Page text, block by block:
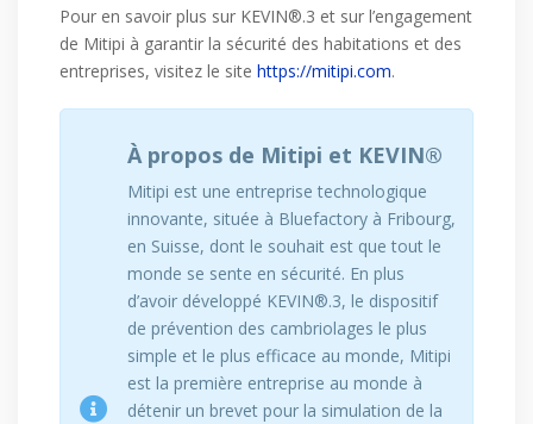
Pour en savoir plus sur KEVIN®.3 et sur l’engagement
de Mitipi à garantir la sécurité des habitations et des
entreprises, visitez le site https://mitipi.com.
À propos de Mitipi et KEVIN®
Mitipi est une entreprise technologique
innovante, située à Bluefactory à Fribourg,
en Suisse, dont le souhait est que tout le
monde se sente en sécurité. En plus
d’avoir développé KEVIN®.3, le dispositif
de prévention des cambriolages le plus
simple et le plus efficace au monde, Mitipi
est la première entreprise au monde à
détenir un brevet pour la simulation de la